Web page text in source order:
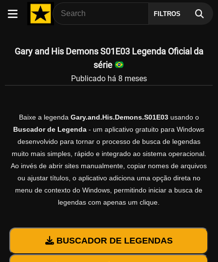
FILTROS
Gary and His Demons S01E03 Legenda Oficial da
série
Publicado há 8 meses
Baixe a legenda Gary.and.His.Demons.S01E03usando o
Buscador de Legenda - um aplicativo gratuito para Windows
desenvolvido para tornar o processo de busca de legendas
muito mais simples, rápido e integrado ao sistema operacional.
Ao invés de abrir sites manualmente, copiar nomes de arquivos
ou ajustar títulos, o aplicativo adiciona uma opção direta no
menu de contexto do Windows, permitindo iniciar a busca de
legendas com apenas um clique.
BUSCADOR DE LEGENDAS